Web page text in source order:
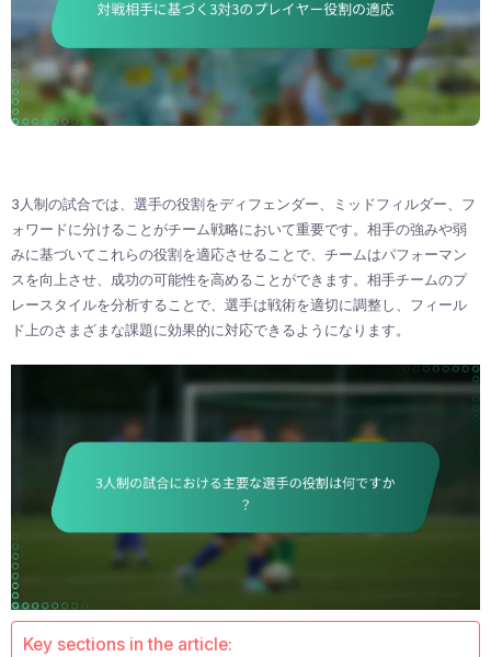
3人制の試合では、選手の役割をディフェンダー、ミッドフィルダー、フ
ォワードに分けることがチーム戦略において重要です。相手の強みや弱
みに基づいてこれらの役割を適応させることで、チームはパフォーマン
スを向上させ、成功の可能性を高めることができます。相手チームのプ
レースタイルを分析することで、選手は戦術を適切に調整し、フィール
ド上のさまざまな課題に効果的に対応できるようになります。
Key sections in the article: